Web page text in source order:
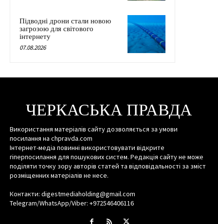
Підводні дрони стали новою
загрозою для світового
інтернету
07.08.2026
ЧЕРКАСЬКА ПРАВДА
Використання матеріалів сайту дозволяється за умови
посилання на chpravda.com
Інтернет-медіа повинні використовувати відкрите
гіперпосилання для пошукових систем. Редакція сайту не може
поділяти точку зору авторів статей та відповідальності за зміст
розміщенних матеріалів не несе.
Контакти: digestmediaholding@gmail.com
Telegram/WhatsApp/Viber: +972546406116